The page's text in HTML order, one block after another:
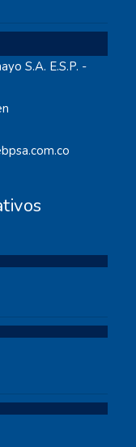
S.A. E.S.P. -